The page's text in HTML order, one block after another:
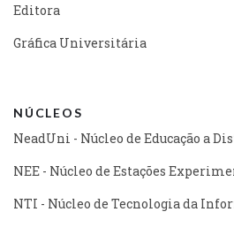
Editora
Gráfica Universitária
NÚCLEOS
NeadUni - Núcleo de Educação a
NEE - Núcleo de Estações
NTI - Núcleo de Tecnologia da